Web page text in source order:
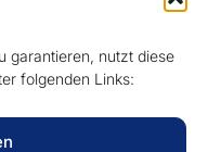
garantieren, nutzt diese
folgenden Links: